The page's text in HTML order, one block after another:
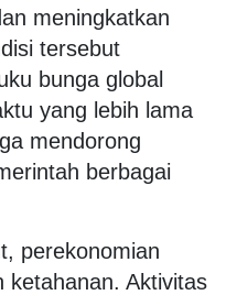
meningkatkan
tersebut
bunga global
yang lebih lama
mendorong
berbagai
perekonomian
ketahanan. Aktivitas